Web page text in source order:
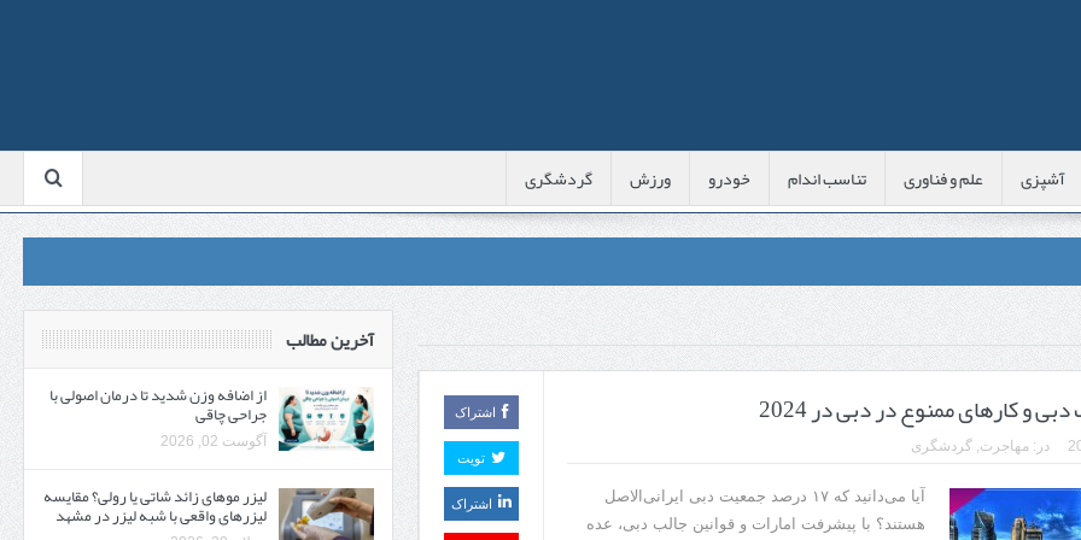
آشپزی علم و فناوری تناسب اندام خودرو ورزش گردشگری
با شبه‌ لیزر در مشهد
این موارد را بررسی کنید
است؟
و کارهای ممنوع در دبی در 2024
در: مهاجرت, گردشگری
آیا می‌دانید که ۱۷ درصد جمعیت دبی ایرانی‌الاصل
هستند؟ با پیشرفت امارات و قوانین جالب دبی، عده
اشتراک
تویت
اشتراک
آخرین مطالب
از اضافه وزن شدید تا درمان اصولی با
جراحی چاقی
آگوست 02, 2026
لیزر موهای زائد شاتی یا رولی؟ مقایسه
لیزرهای واقعی با شبه‌ لیزر در مشهد